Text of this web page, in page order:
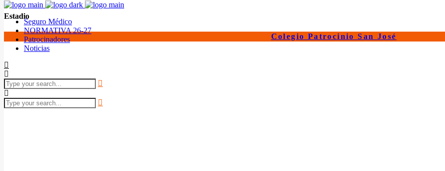
Seguro Médico
NORMATIVA 26-27
Patrocinadores
Noticias
Estadio
Colegio Patrocinio San José